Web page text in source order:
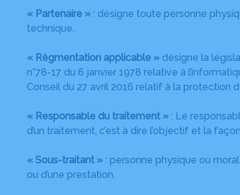
« Partenaire » : désigne toute personne
technique.
« Règmentation applicable » désigne la
n°78-17 du 6 janvier 1978 relative à
Conseil du 27 avril 2016 relatif à la protection
« Responsable du traitement » : Le
d’un traitement, c’est à dire l’objectif et la
« Sous-traitant » : personne physique ou
ou d’une prestation.